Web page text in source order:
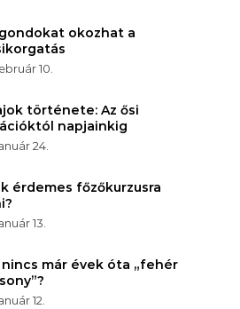
okozhat a
10.
története: Az ősi
napjainkig
24.
érdemes főzőkurzusra
13.
már évek óta „fehér
12.